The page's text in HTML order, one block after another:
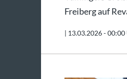
Freiberg auf
| 13.03.2026 - 00:00